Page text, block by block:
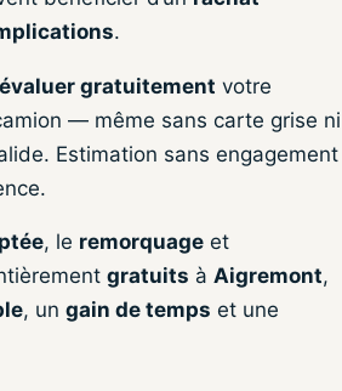
.
gratuitement votre
— même sans carte grise ni
Estimation sans engagement
, le remorquage et
gratuits à Aigremont,
, un gain de temps et une